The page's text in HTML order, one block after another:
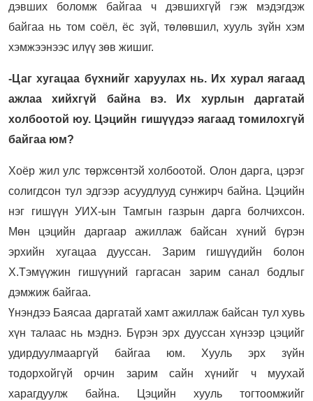
дэвших боломж байгаа ч дэвшихгүй гэж мэдэгдэж
байгаа нь том соёл, ёс зүй, төлөвшил, хууль зүйн хэм
хэмжээнээс илүү зөв жишиг.
-Цаг хугацаа бүхнийг харуулах нь. Их хурал яагаад
ажлаа хийхгүй байна вэ. Их хурлын даргатай
холбоотой юу. Цэцийн гишүүдээ яагаад томилохгүй
байгаа юм?
Хоёр жил улс төржсөнтэй холбоотой. Олон дарга, цэрэг
солигдсон тул эдгээр асуудлууд сунжирч байна. Цэцийн
нэг гишүүн УИХ-ын Тамгын газрын дарга болчихсон.
Мөн цэцийн даргаар ажиллаж байсан хүний бүрэн
эрхийн хугацаа дууссан. Зарим гишүүдийн болон
Х.Тэмүүжин гишүүний гаргасан зарим санал бодлыг
дэмжиж байгаа.
Үнэндээ Баясаа даргатай хамт ажиллаж байсан тул хувь
хүн талаас нь мэднэ. Бүрэн эрх дууссан хүнээр цэцийг
удирдуулмааргүй байгаа юм. Хууль эрх зүйн
тодорхойгүй орчин зарим сайн хүнийг ч муухай
харагдуулж байна. Цэцийн хууль тогтоомжийг